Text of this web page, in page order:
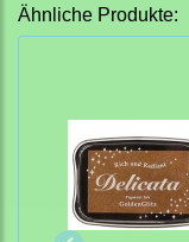
Ähnliche Produkte: